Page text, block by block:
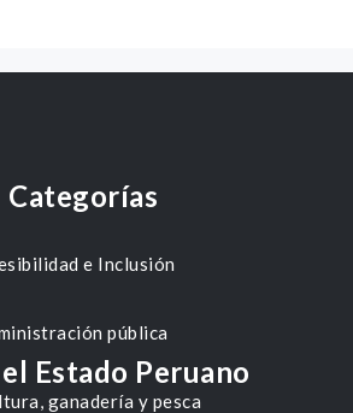
Categorías
e Inclusión
pública
ganadería y pesca
Estado Peruano